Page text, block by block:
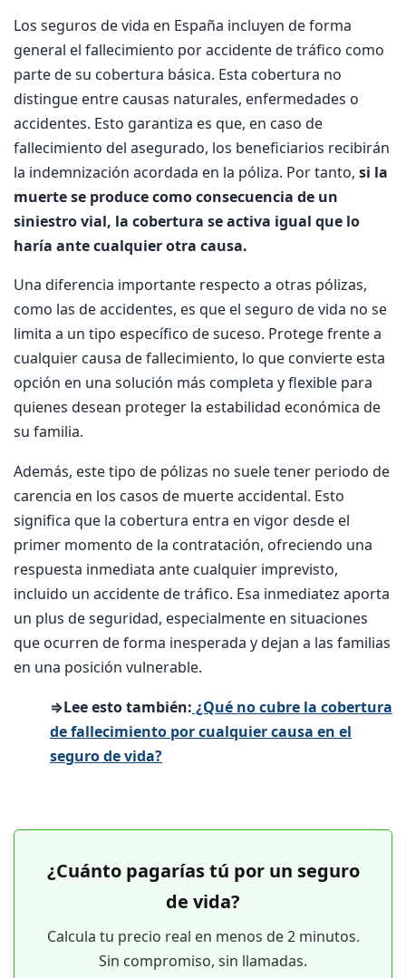
Los seguros de vida en España incluyen de forma
general el fallecimiento por accidente de tráfico como
parte de su cobertura básica. Esta cobertura no
distingue entre causas naturales, enfermedades o
accidentes. Esto garantiza es que, en caso de
fallecimiento del asegurado, los beneficiarios recibirán
la indemnización acordada en la póliza. Por tanto, si la
muerte se produce como consecuencia de un
siniestro vial, la cobertura se activa igual que lo
haría ante cualquier otra causa.
Una diferencia importante respecto a otras pólizas,
como las de accidentes, es que el seguro de vida no se
limita a un tipo específico de suceso. Protege frente a
cualquier causa de fallecimiento, lo que convierte esta
opción en una solución más completa y flexible para
quienes desean proteger la estabilidad económica de
su familia.
Además, este tipo de pólizas no suele tener periodo de
carencia en los casos de muerte accidental. Esto
significa que la cobertura entra en vigor desde el
primer momento de la contratación, ofreciendo una
respuesta inmediata ante cualquier imprevisto,
incluido un accidente de tráfico. Esa inmediatez aporta
un plus de seguridad, especialmente en situaciones
que ocurren de forma inesperada y dejan a las familias
en una posición vulnerable.
⇒Lee esto también: ¿Qué no cubre la cobertura
de fallecimiento por cualquier causa en el
seguro de vida?
¿Cuánto pagarías tú por un seguro
de vida?
Calcula tu precio real en menos de 2 minutos.
Sin compromiso, sin llamadas.